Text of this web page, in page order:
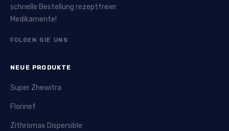
schnelle Bestellung rezeptfreier
Medikamente!
FOLGEN SIE UNS
NEUE PRODUKTE
Super Zhewitra
Florinef
Zithromax Dispersible